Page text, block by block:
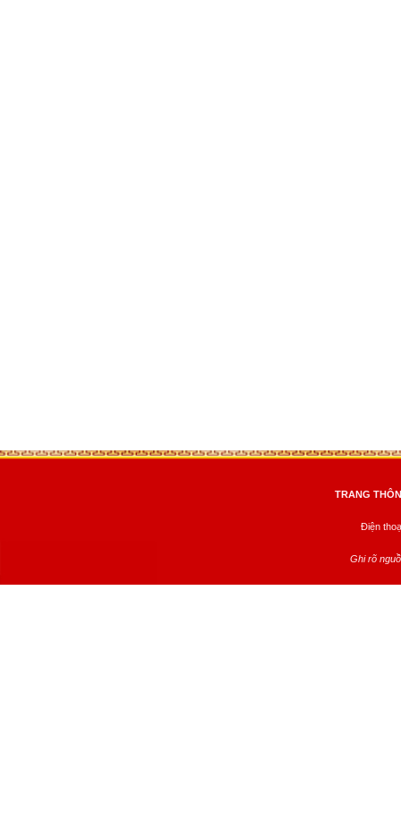
TRANG
Điện
Ghi rõ